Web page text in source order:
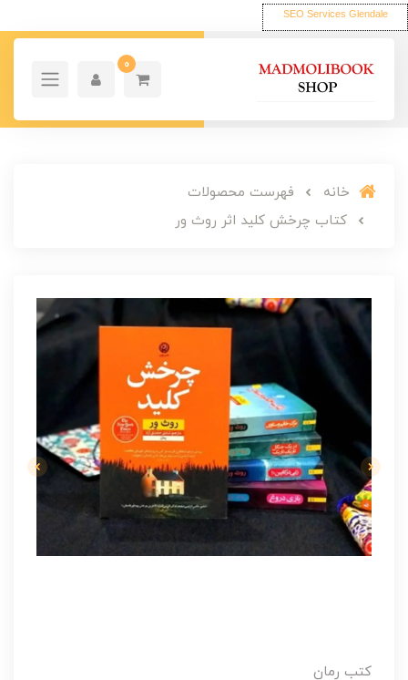
SEO Services Glendale
0
خانه
فهرست محصولات
کتاب چرخش کلید اثر روث ور
کتب رمان